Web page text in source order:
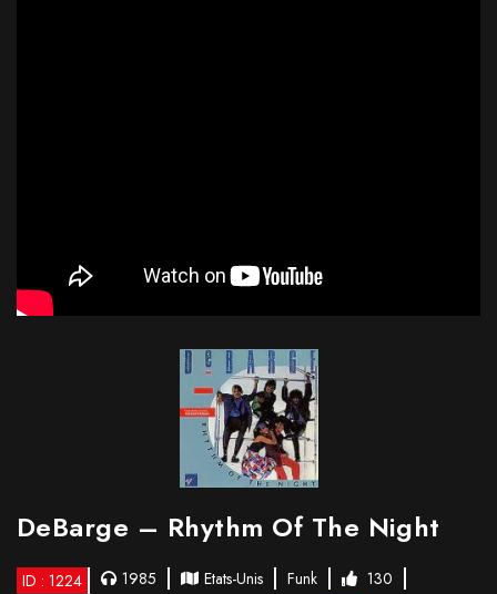
DeBarge – Rhythm Of The Night
ID : 1224 1985 Etats-Unis Funk
130